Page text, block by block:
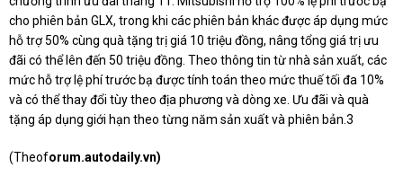
cho phiên bản GLX, trong khi các phiên bản khác được áp dụng mức
hỗ trợ 50% cùng quà tặng trị giá 10 triệu đồng, nâng tổng giá trị ưu
đãi có thể lên đến 50 triệu đồng. Theo thông tin từ nhà sản xuất, các
mức hỗ trợ lệ phí trước bạ được tính toán theo mức thuế tối đa 10%
và có thể thay đổi tùy theo địa phương và dòng xe. Ưu đãi và quà
tặng áp dụng giới hạn theo từng năm sản xuất và phiên bản.3
(Theoforum.autodaily.vn)